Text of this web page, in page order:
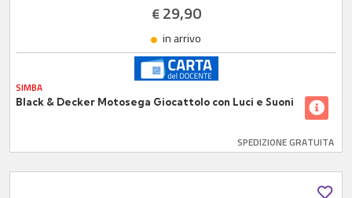
€29,90
in arrivo
SIMBA
Black & Decker Motosega Giocattolo con Luci e Suoni
SPEDIZIONE GRATUITA